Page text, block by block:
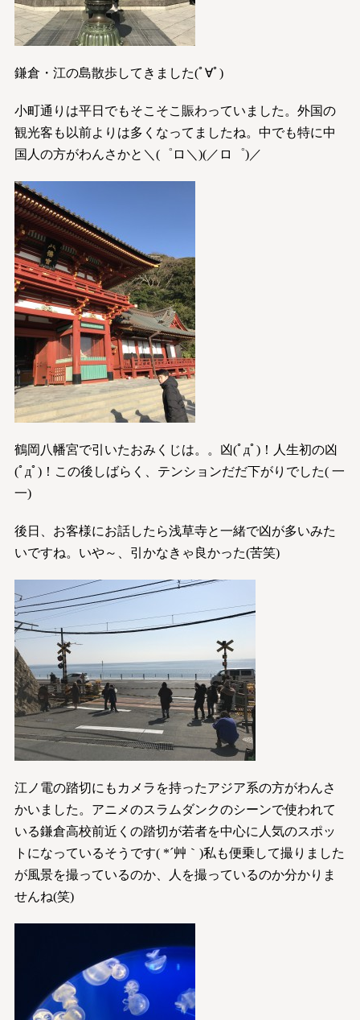
鎌倉・江の島散歩してきました(ﾟ∀ﾟ)
小町通りは平日でもそこそこ賑わっていました。外国の
観光客も以前よりは多くなってましたね。中でも特に中
国人の方がわんさかと＼(゜ロ＼)(／ロ゜)／
鶴岡八幡宮で引いたおみくじは。。凶(ﾟдﾟ)！人生初の凶
(ﾟдﾟ)！この後しばらく、テンションだだ下がりでした( 一
一)
後日、お客様にお話したら浅草寺と一緒で凶が多いみた
いですね。いや～、引かなきゃ良かった(苦笑)
江ノ電の踏切にもカメラを持ったアジア系の方がわんさ
かいました。アニメのスラムダンクのシーンで使われて
いる鎌倉高校前近くの踏切が若者を中心に人気のスポッ
トになっているそうです( *´艸｀)私も便乗して撮りました
が風景を撮っているのか、人を撮っているのか分かりま
せんね(笑)